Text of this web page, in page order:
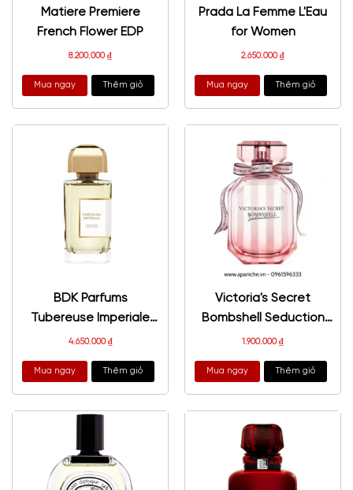
Matiere Premiere
French Flower EDP
8.200.000₫
Mua ngay Thêm giỏ
Prada La Femme L'Eau
for Women
2.650.000₫
Mua ngay Thêm giỏ
BDK Parfums
Tubereuse Imperiale
EDP
4.650.000₫
Mua ngay Thêm giỏ
Victoria's Secret
Bombshell Seduction
EDP
1.900.000₫
Mua ngay Thêm giỏ